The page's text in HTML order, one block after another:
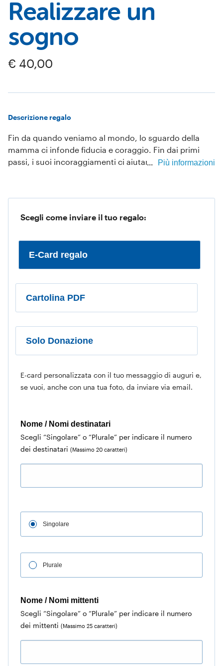
Realizzare un
sogno
€ 40,00
Descrizione regalo
Fin da quando veniamo al mondo, lo sguardo della
mamma ci infonde fiducia e coraggio. Fin dai primi
passi, i suoi incoraggiamenti ci aiutano a credere in
trasmettendoci forza e fiducia, insegnandoci a
questo regalo puoi esprimere in modo speciale tutta la
sogno più grande: vedere i propri figli andare verso il
futuro, grazie a una cura efficace per patologie prima
incurabili.
donazione aiuterà la ricerca Telethon a progredire nel
Più informazioni
Scegli come inviare il tuo regalo:
E-Card regalo
Cartolina PDF
Solo Donazione
E-card personalizzata con il tuo messaggio di auguri e,
se vuoi, anche con una tua foto, da inviare via email.
Nome / Nomi destinatari
Scegli “Singolare” o “Plurale” per indicare il numero
dei destinatari (Massimo 20 caratteri)
Singolare
Plurale
Nome / Nomi mittenti
Scegli “Singolare” o “Plurale” per indicare il numero
dei mittenti (Massimo 25 caratteri)